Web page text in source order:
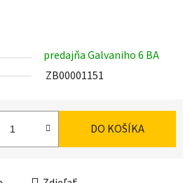
predajňa Galvaniho 6 BA
ZB00001151
DO KOŠÍKA